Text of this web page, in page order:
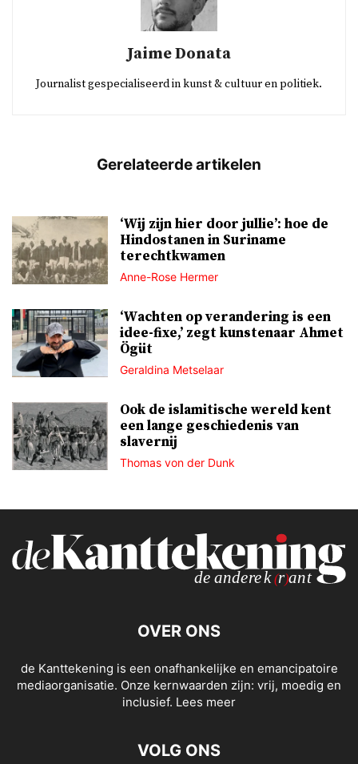
Jaime Donata
Journalist gespecialiseerd in kunst & cultuur en politiek.
‘Wij zijn hier door jullie’: hoe de
Hindostanen in Suriname
terechtkwamen
Anne-Rose Hermer
‘Wachten op verandering is een
idee-fixe,’ zegt kunstenaar Ahmet
Ögüt
Geraldina Metselaar
Ook de islamitische wereld kent
een lange geschiedenis van
slavernij
Thomas von der Dunk
OVER ONS
de Kanttekening is een onafhankelijke en emancipatoire
mediaorganisatie. Onze kernwaarden zijn: vrij, moedig en
inclusief. Lees meer
VOLG ONS